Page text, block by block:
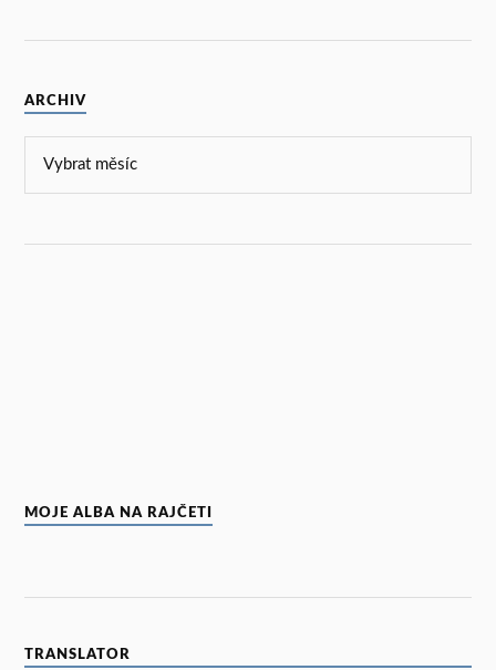
ARCHIV
MOJE ALBA NA RAJČETI
TRANSLATOR